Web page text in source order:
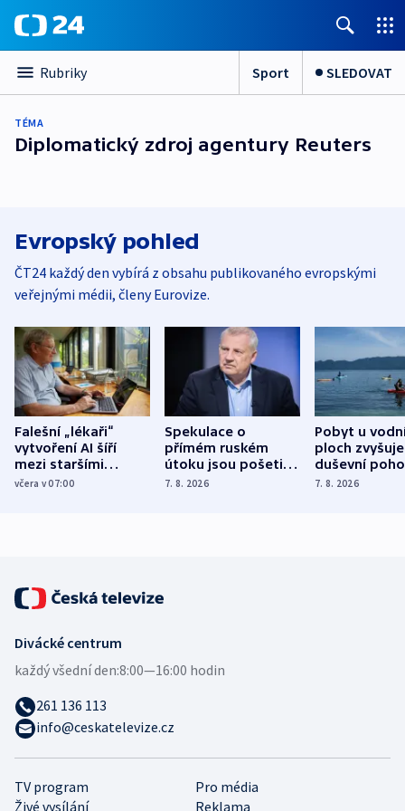
Rubriky Sport SLEDOVAT
TÉMA
Diplomatický zdroj agentury Reuters
Evropský pohled
ČT24 každý den vybírá z obsahu publikovaného evropskými
veřejnými médii, členy Eurovize.
Falešní „lékaři“
vytvoření AI šíří
mezi staršími
Poláky nebezpečné
včera v 07:00
Spekulace o
přímém ruském
útoku jsou pošetilé,
míní estonský
7. 8. 2026
Pobyt u
ploch zvyšuje
duševní
ukázala
7. 8. 2026
TV program
Pro média
Živé vysílání
Reklama
Divácké centrum
každý všední den:8:00—16:00 hodin
261 136 113
info@ceskatelevize.cz